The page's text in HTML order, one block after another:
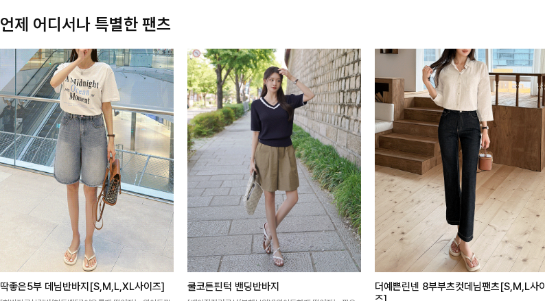
언제 어디서나 특별한 팬츠
딱좋은5부 데님반바지[S,M,L,XL사이즈] 쿨코튼핀턱 밴딩반바지
더예쁜린넨 8부부츠컷데님팬츠[S,M,L사이